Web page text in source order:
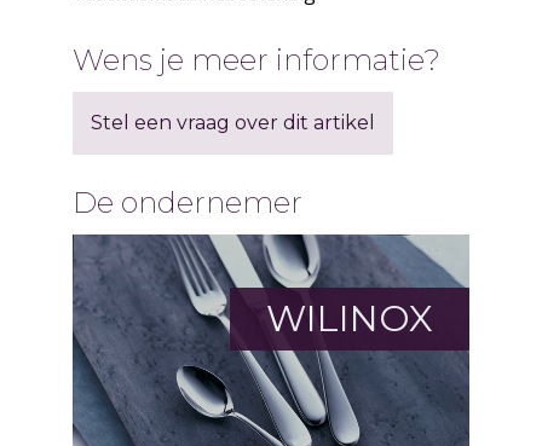
Wens je meer informatie?
Stel een vraag over dit artikel
De ondernemer
WILINOX